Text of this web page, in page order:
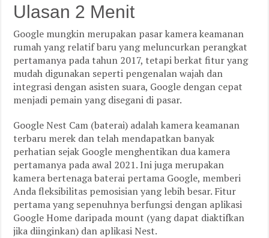
Ulasan 2 Menit
Google mungkin merupakan pasar kamera keamanan
rumah yang relatif baru yang meluncurkan perangkat
pertamanya pada tahun 2017, tetapi berkat fitur yang
mudah digunakan seperti pengenalan wajah dan
integrasi dengan asisten suara, Google dengan cepat
menjadi pemain yang disegani di pasar.
Google Nest Cam (baterai) adalah kamera keamanan
terbaru merek dan telah mendapatkan banyak
perhatian sejak Google menghentikan dua kamera
pertamanya pada awal 2021. Ini juga merupakan
kamera bertenaga baterai pertama Google, memberi
Anda fleksibilitas pemosisian yang lebih besar. Fitur
pertama yang sepenuhnya berfungsi dengan aplikasi
Google Home daripada mount (yang dapat diaktifkan
jika diinginkan) dan aplikasi Nest.